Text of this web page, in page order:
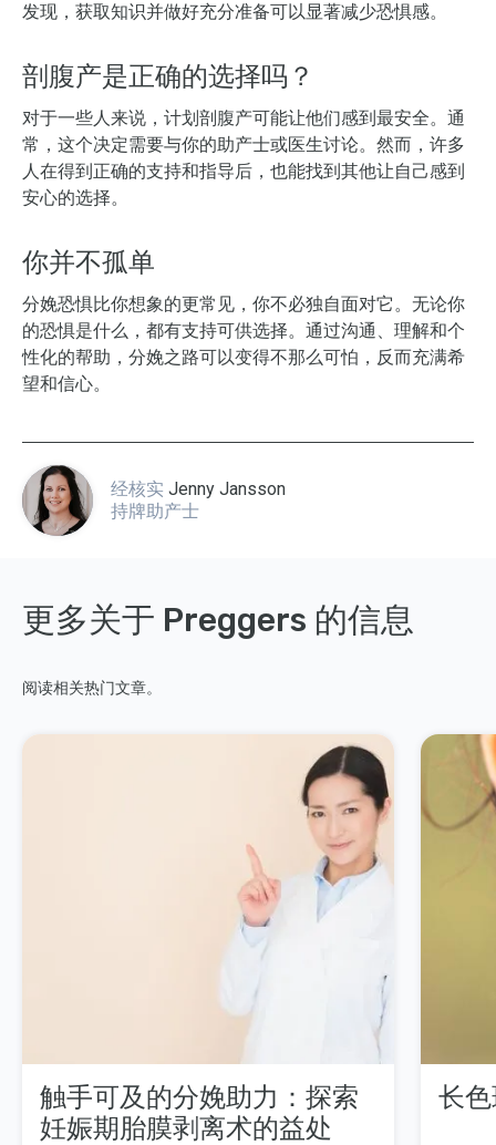
发现，获取知识并做好充分准备可以显著减少恐惧感。
剖腹产是正确的选择吗？
对于一些人来说，计划剖腹产可能让他们感到最安全。通
常，这个决定需要与你的助产士或医生讨论。然而，许多
人在得到正确的支持和指导后，也能找到其他让自己感到
安心的选择。
你并不孤单
分娩恐惧比你想象的更常见，你不必独自面对它。无论你
的恐惧是什么，都有支持可供选择。通过沟通、理解和个
性化的帮助，分娩之路可以变得不那么可怕，反而充满希
望和信心。
经核实 Jenny Jansson
持牌助产士
更多关于 Preggers 的信息
阅读相关热门文章。
触手可及的分娩助力：探索
妊娠期胎膜剥离术的益处
长